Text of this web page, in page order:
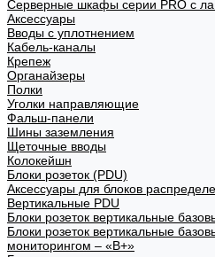
Серверные шкафы серии PRO с
Аксессуары
Вводы с уплотнением
Кабель-каналы
Крепеж
Органайзеры
Полки
Уголки направляющие
Фальш-панели
Шины заземления
Щеточные вводы
Колокейшн
Блоки розеток (PDU)
Аксессуары для блоков
Вертикальные PDU
Блоки розеток вертикальные
Блоки розеток вертикальные
мониторингом – «В+»